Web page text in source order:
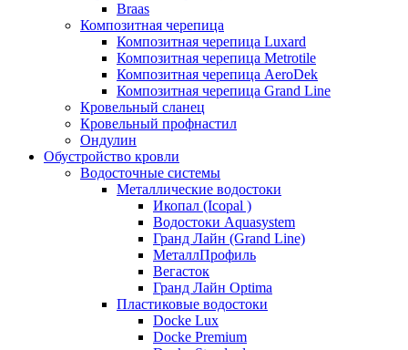
Braas
Композитная черепица
Композитная черепица Luxard
Композитная черепица Metrotile
Композитная черепица AeroDek
Композитная черепица Grand Line
Кровельный сланец
Кровельный профнастил
Ондулин
Обустройство кровли
Водосточные системы
Металлические водостоки
Икопал (Icopal )
Водостоки Aquasystem
Гранд Лайн (Grand Line)
МеталлПрофиль
Вегасток
Гранд Лайн Optima
Пластиковые водостоки
Docke Lux
Docke Premium